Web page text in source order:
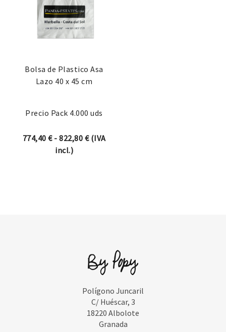
Bolsa de Plastico Asa
Lazo 40 x 45 cm
Precio Pack 4.000 uds
774,40 € - 822,80 €Rango de precios: desde 774,40 €
(IVA
incl.)
Polígono Juncaril
C/ Huéscar, 3
18220 Albolote
Granada